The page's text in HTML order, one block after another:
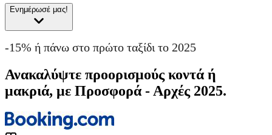
Ενημέρωσέ μας!
-15% ή πάνω στο πρώτο ταξίδι το 2025
Ανακαλύψτε προορισμούς κοντά ή
μακριά, με Προσφορά - Αρχές 2025.